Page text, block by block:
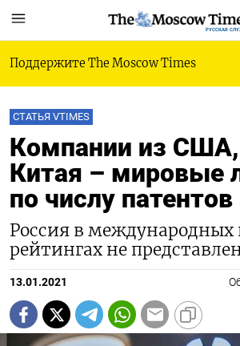
РУССКАЯ
Поддержите The Moscow Times
СТАТЬЯ VTIMES
Компании из
Китая – мировые
по числу патентов
Россия в международных
рейтингах не
13.01.2021